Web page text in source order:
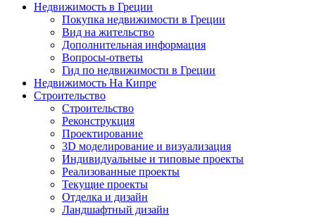
Недвижимость в Греции
Покупка недвижимости в Греции
Вид на жительство
Дополнительная информация
Вопросы-ответы
Гид по недвижимости в Греции
Недвижимость На Кипре
Строительство
Строительство
Реконструкция
Проектирование
3D моделирование и визуализация
Индивидуальные и типовые проекты
Реализованные проекты
Текущие проекты
Отделка и дизайн
Ландшафтный дизайн